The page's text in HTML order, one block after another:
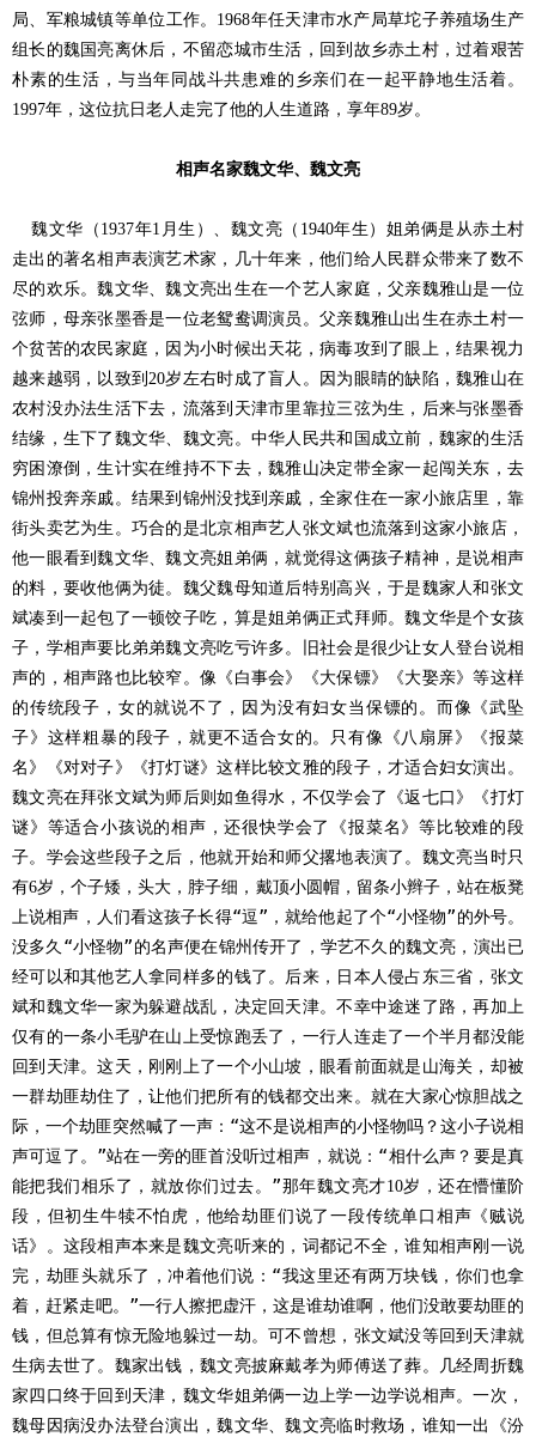
局、军粮城镇等单位工作。 1968年任天津市水产局草坨子养殖场生产
组长的魏国亮离休后，不留恋城市生活，回到故乡赤土村，过着艰苦
朴素的生活，与当年同战斗共患难的乡亲们在一起平静地生活着。
1997年，这位抗日老人走完了他的人生道路，享年89岁。
相声名家魏文华、魏文亮
魏文华（ 1937年1 月生）、魏文亮（ 1940年生）姐弟俩是从赤土村
走出的著名相声表演艺术家，几十年来，他们给人民群众带来了数不
尽的欢乐。魏文华、魏文亮出生在一个艺人家庭，父亲魏雅山是一位
弦师，母亲张墨香是一位老鸳鸯调演员。父亲魏雅山出生在赤土村一
个贫苦的农民家庭，因为小时候出天花，病毒攻到了眼上，结果视力
越来越弱，以致到 20岁左右时成了盲人。因为眼睛的缺陷，魏雅山在
农村没办法生活下去，流落到天津市里靠拉三弦为生，后来与张墨香
结缘，生下了魏文华、魏文亮。中华人民共和国成立前，魏家的生活
穷困潦倒，生计实在维持不下去，魏雅山决定带全家一起闯关东，去
锦州投奔亲戚。结果到锦州没找到亲戚，全家住在一家小旅店里，靠
街头卖艺为生。巧合的是北京相声艺人张文斌也流落到这家小旅店，
他一眼看到魏文华、魏文亮姐弟俩，就觉得这俩孩子精神，是说相声
的料，要收他俩为徒。魏父魏母知道后特别高兴，于是魏家人和张文
斌凑到一起包了一顿饺子吃，算是姐弟俩正式拜师。魏文华是个女孩
子，学相声要比弟弟魏文亮吃亏许多。旧社会是很少让女人登台说相
声的，相声路也比较窄。像《白事会》《大保镖》《大娶亲》等这样
的传统段子，女的就说不了，因为没有妇女当保镖的。而像《武坠
子》这样粗暴的段子，就更不适合女的。只有像《八扇屏》《报菜
名》《对对子》《打灯谜》这样比较文雅的段子，才适合妇女演出。
魏文亮在拜张文斌为师后则如鱼得水，不仅学会了《返七口》《打灯
谜》等适合小孩说的相声，还很快学会了《报菜名》等比较难的段
子。学会这些段子之后，他就开始和师父撂地表演了。魏文亮当时只
有6岁，个子矮，头大，脖子细，戴顶小圆帽，留条小辫子，站在板凳
上说相声，人们看这孩子长得“逗”，就给他起了个“小怪物”的外号。
没多久“小怪物”的名声便在锦州传开了，学艺不久的魏文亮，演出已
经可以和其他艺人拿同样多的钱了。后来，日本人侵占东三省，张文
斌和魏文华一家为躲避战乱，决定回天津。不幸中途迷了路，再加上
仅有的一条小毛驴在山上受惊跑丢了，一行人连走了一个半月都没能
回到天津。这天，刚刚上了一个小山坡，眼看前面就是山海关，却被
一群劫匪劫住了，让他们把所有的钱都交出来。就在大家心惊胆战之
际，一个劫匪突然喊了一声：“这不是说相声的小怪物吗？这小子说相
声可逗了。”站在一旁的匪首没听过相声，就说：“相什么声？要是真
能把我们相乐了，就放你们过去。”那年魏文亮才10岁，还在懵懂阶
段，但初生牛犊不怕虎，他给劫匪们说了一段传统单口相声《贼说
话》。这段相声本来是魏文亮听来的，词都记不全，谁知相声刚一说
完，劫匪头就乐了，冲着他们说：“我这里还有两万块钱，你们也拿
着，赶紧走吧。”一行人擦把虚汗，这是谁劫谁啊，他们没敢要劫匪的
钱，但总算有惊无险地躲过一劫。可不曾想，张文斌没等回到天津就
生病去世了。魏家出钱，魏文亮披麻戴孝为师傅送了葬。几经周折魏
家四口终于回到天津，魏文华姐弟俩一边上学一边学说相声。一次，
魏母因病没办法登台演出，魏文华、魏文亮临时救场，谁知一出《汾